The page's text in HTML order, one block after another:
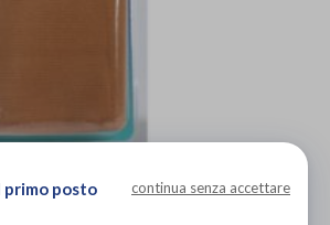
appieno le caratteristiche del prodotto.
primo posto continua senza accettare